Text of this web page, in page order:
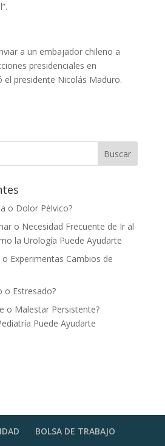
a un embajador chileno a
presidenciales en
el presidente Nicolás Maduro.
o Dolor Pélvico?
o Necesidad Frecuente de Ir al
la Urología Puede Ayudarte
Experimentas Cambios de
o Estresado?
o Malestar Persistente?
Puede Ayudarte
BOLSA DE TRABAJO